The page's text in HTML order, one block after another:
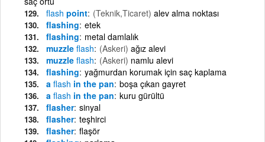
flash point (Teknik,Ticaret) alev alma noktası
flashing etek
flashing metal damlalık
muzzle flash (Askeri) ağız alevi
muzzle flash (Askeri) namlu alevi
flashing yağmurdan korumak için saç kaplama
a flash in the pan boşa çıkan gayret
a flash in the pan kuru gürültü
flasher sinyal
flasher teşhirci
flasher flaşör